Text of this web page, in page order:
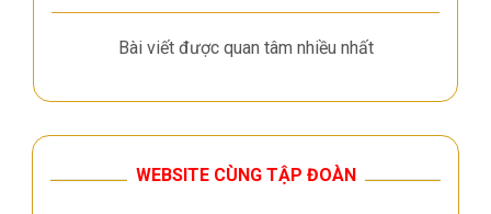
Bài viết được quan tâm nhiều nhất
WEBSITE CÙNG TẬP ĐOÀN